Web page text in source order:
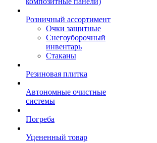
Розничный ассортимент
Очки защитные
Снегоуборочный
инвентарь
Стаканы
Резиновая плитка
Автономные очистные
системы
Погреба
Уцененный товар